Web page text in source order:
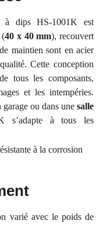
à dips HS-1001K est
(40 x 40 mm), recouvert
maintien sont en acier
Cette conception
tous les composants,
et les intempéries.
ou dans une salle
s’adapte à tous les
varié avec le poids de